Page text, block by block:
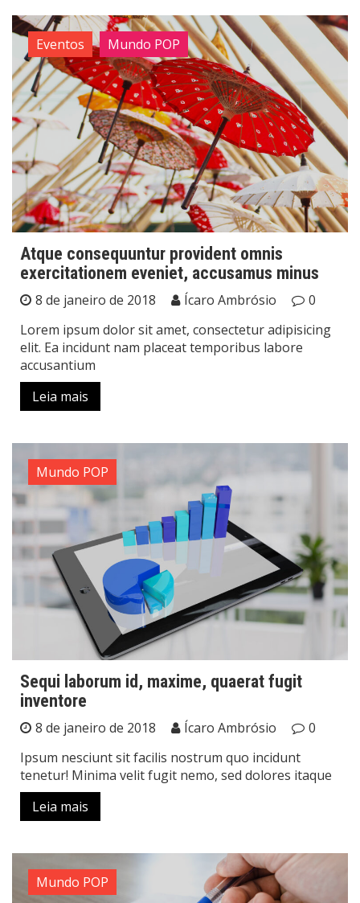
Eventos Mundo POP
Atque consequuntur provident omnis
exercitationem eveniet, accusamus minus
8 de janeiro de 2018 Ícaro Ambrósio
0
Lorem ipsum dolor sit amet, consectetur adipisicing
elit. Ea incidunt nam placeat temporibus labore
accusantium
Leia mais
Mundo POP
Sequi laborum id, maxime, quaerat fugit
inventore
8 de janeiro de 2018 Ícaro Ambrósio
0
Ipsum nesciunt sit facilis nostrum quo incidunt
tenetur! Minima velit fugit nemo, sed dolores itaque
Leia mais
Mundo POP